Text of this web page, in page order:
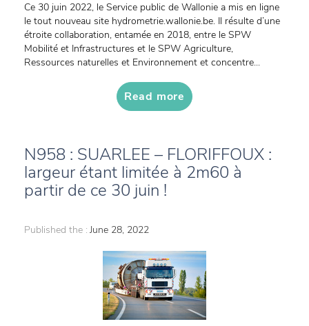
Ce 30 juin 2022, le Service public de Wallonie a mis en ligne
le tout nouveau site hydrometrie.wallonie.be. Il résulte d’une
étroite collaboration, entamée en 2018, entre le SPW
Mobilité et Infrastructures et le SPW Agriculture,
Ressources naturelles et Environnement et concentre...
Read more
N958 : SUARLEE – FLORIFFOUX :
largeur étant limitée à 2m60 à
partir de ce 30 juin !
Published the : June 28, 2022